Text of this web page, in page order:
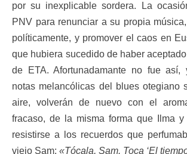
por su inexplicable sordera. La
PNV para renunciar a su propia
políticamente, y promover el caos en
que hubiera sucedido de haber
de ETA. Afortunadamante no fue así,
notas melancólicas del blues otegiano
aire, volverán de nuevo con el
fracaso, de la misma forma que Ilma
resistirse a los recuerdos que
viejo Sam: «Tócala, Sam. Toca ‘El